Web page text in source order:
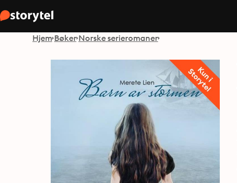
Hjem Bøker Norske serieromaner